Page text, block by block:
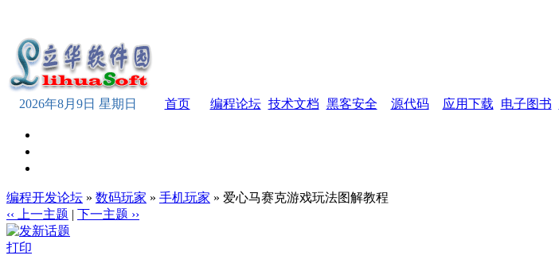
2026年8月9日 星期日 首页 编程论坛 技术文档 黑客安全 源代码 应用下载 电子图书
编程开发论坛 » 数码玩家 » 手机玩家 » 爱心马赛克游戏玩法图解教程
‹‹ 上一主题 | 下一主题 ››
打印